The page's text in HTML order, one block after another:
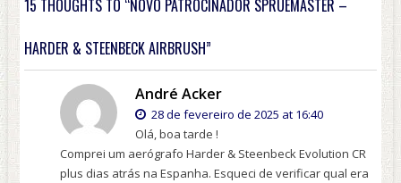
15 THOUGHTS TO “NOVO PATROCINADOR SPRUEMASTER –
HARDER & STEENBECK AIRBRUSH”
André Acker
28 de fevereiro de 2025 at 16:40
Olá, boa tarde !
Comprei um aerógrafo Harder & Steenbeck Evolution CR
plus dias atrás na Espanha. Esqueci de verificar qual era